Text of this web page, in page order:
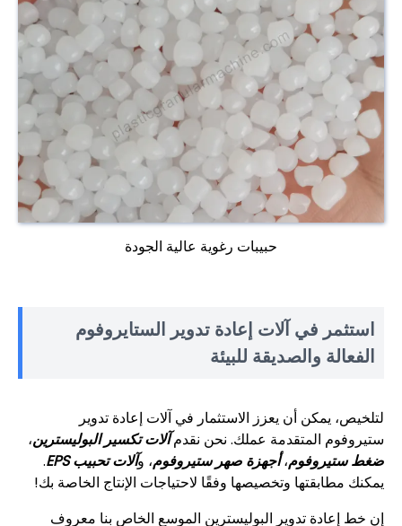
حبيبات رغوية عالية الجودة
استثمر في آلات إعادة تدوير الستايروفوم
الفعالة والصديقة للبيئة
لتلخيص، يمكن أن يعزز الاستثمار في آلات إعادة تدوير
ستيروفوم المتقدمة عملك. نحن نقدمآلات تكسير البوليسترين،
ضغط ستيروفوم،أجهزة صهر ستيروفوم، وآلات تحبيب EPS
.
يمكنك مطابقتها وتخصيصها وفقًا لاحتياجات الإنتاج الخاصة بك!
إن خط إعادة تدوير البوليسترين الموسع الخاص بنا معروف